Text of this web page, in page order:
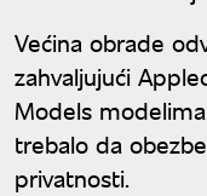
Većina obrade
zahvaljujući
Models
trebalo da
privatnosti.